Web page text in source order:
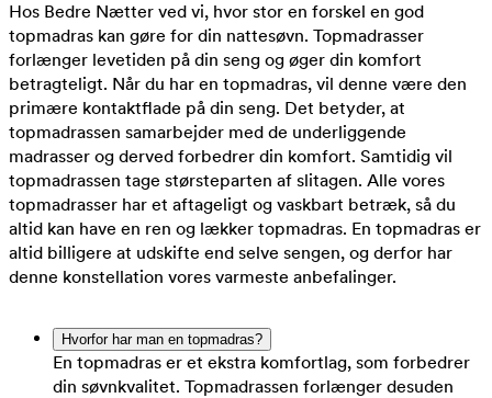
Hos Bedre Nætter ved vi, hvor stor en forskel en god
topmadras kan gøre for din nattesøvn. Topmadrasser
forlænger levetiden på din seng og øger din komfort
betragteligt. Når du har en topmadras, vil denne være den
primære kontaktflade på din seng. Det betyder, at
topmadrassen samarbejder med de underliggende
madrasser og derved forbedrer din komfort. Samtidig vil
topmadrassen tage størsteparten af slitagen. Alle vores
topmadrasser har et aftageligt og vaskbart betræk, så du
altid kan have en ren og lækker topmadras. En topmadras er
altid billigere at udskifte end selve sengen, og derfor har
denne konstellation vores varmeste anbefalinger.
Hvorfor har man en topmadras?
En topmadras er et ekstra komfortlag, som forbedrer
din søvnkvalitet. Topmadrassen forlænger desuden